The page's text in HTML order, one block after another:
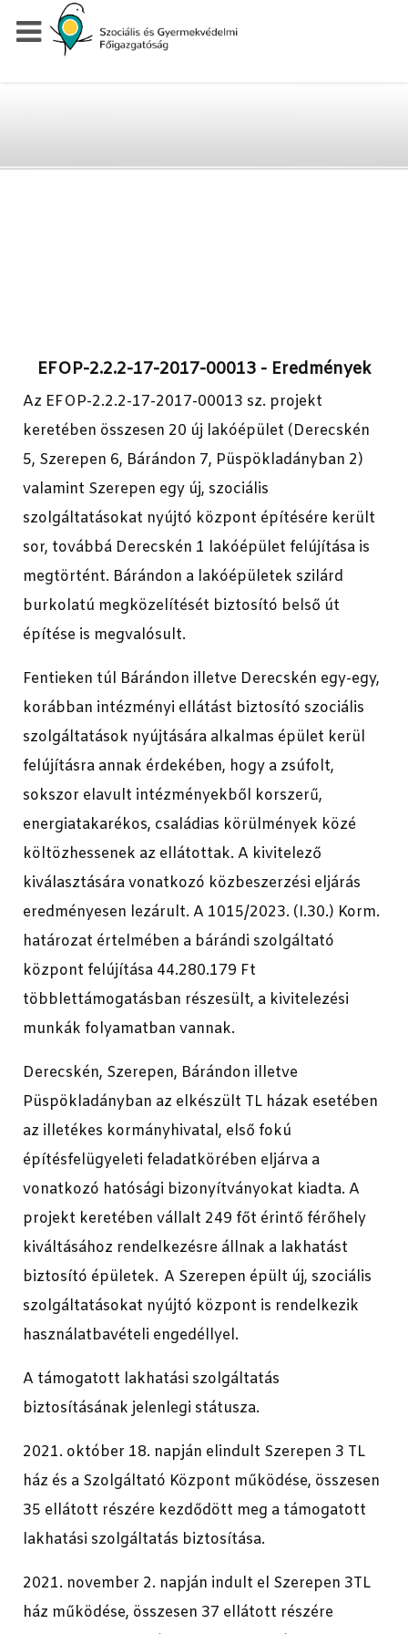
EFOP-2.2.2-17-2017-00013 - Eredmények
Az EFOP-2.2.2-17-2017-00013 sz. projekt
keretében összesen 20 új lakóépület (Derecskén
5, Szerepen 6, Bárándon 7, Püspökladányban 2)
valamint Szerepen egy új, szociális
szolgáltatásokat nyújtó központ építésére került
sor, továbbá Derecskén 1 lakóépület felújítása is
megtörtént. Bárándon a lakóépületek szilárd
burkolatú megközelítését biztosító belső út
építése is megvalósult.
Fentieken túl Bárándon illetve Derecskén egy-egy,
korábban intézményi ellátást biztosító szociális
szolgáltatások nyújtására alkalmas épület kerül
felújításra annak érdekében, hogy a zsúfolt,
sokszor elavult intézményekből korszerű,
energiatakarékos, családias körülmények közé
költözhessenek az ellátottak. A kivitelező
kiválasztására vonatkozó közbeszerzési eljárás
eredményesen lezárult. A 1015/2023. (I.30.) Korm.
határozat értelmében a bárándi szolgáltató
központ felújítása 44.280.179 Ft
többlettámogatásban részesült, a kivitelezési
munkák folyamatban vannak.
Derecskén, Szerepen, Bárándon illetve
Püspökladányban az elkészült TL házak esetében
az illetékes kormányhivatal, első fokú
építésfelügyeleti feladatkörében eljárva a
vonatkozó hatósági bizonyítványokat kiadta. A
projekt keretében vállalt 249 főt érintő férőhely
kiváltásához rendelkezésre állnak a lakhatást
biztosító épületek. A Szerepen épült új, szociális
szolgáltatásokat nyújtó központ is rendelkezik
használatbavételi engedéllyel.
A támogatott lakhatási szolgáltatás
biztosításának jelenlegi státusza.
2021. október 18. napján elindult Szerepen 3 TL
ház és a Szolgáltató Központ működése, összesen
35 ellátott részére kezdődött meg a támogatott
lakhatási szolgáltatás biztosítása.
2021. november 2. napján indult el Szerepen 3TL
ház működése, összesen 37 ellátott részére